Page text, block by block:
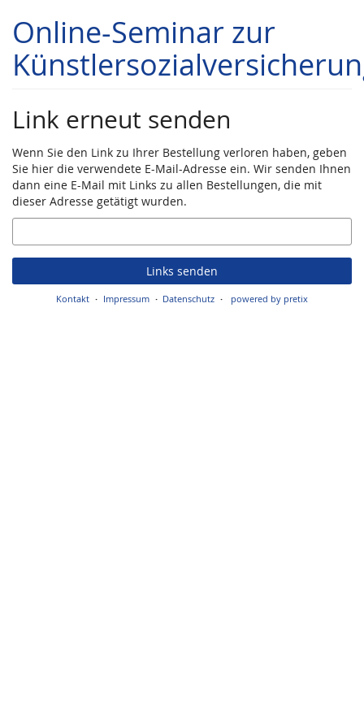
Haupt-
Inhalt
springen
Online-Seminar zur
Link erneut senden
Wenn Sie den Link zu Ihrer Bestellung verloren haben, geben
Sie hier die verwendete E-Mail-Adresse ein. Wir senden Ihnen
dann eine E-Mail mit Links zu allen Bestellungen, die mit
dieser Adresse getätigt wurden.
E-
Mail
Links senden
Kontakt Impressum Datenschutz powered by pretix